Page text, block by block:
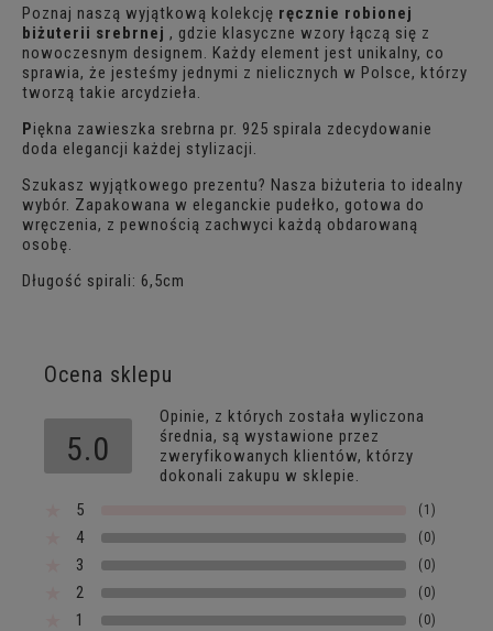
Poznaj naszą wyjątkową kolekcję ręcznie robionej
biżuterii srebrnej, gdzie klasyczne wzory łączą się z
nowoczesnym designem. Każdy element jest unikalny, co
sprawia, że jesteśmy jednymi z nielicznych w Polsce, którzy
tworzą takie arcydzieła.
Piękna zawieszka srebrna pr. 925 spirala zdecydowanie
doda elegancji każdej stylizacji.
Szukasz wyjątkowego prezentu? Nasza biżuteria to idealny
wybór. Zapakowana w eleganckie pudełko, gotowa do
wręczenia, z pewnością zachwyci każdą obdarowaną
osobę.
Długość spirali: 6,5cm
Ocena sklepu
5.0
Opinie, z których została wyliczona
średnia, są wystawione przez
zweryfikowanych klientów, którzy
dokonali zakupu w sklepie.
5
(1)
4 (0)
3 (0)
2 (0)
1 (0)